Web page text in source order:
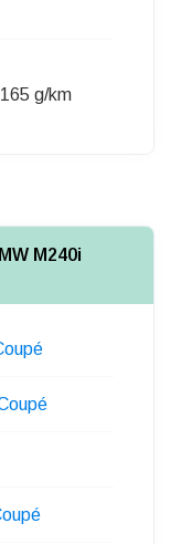
165 g/km
M240i